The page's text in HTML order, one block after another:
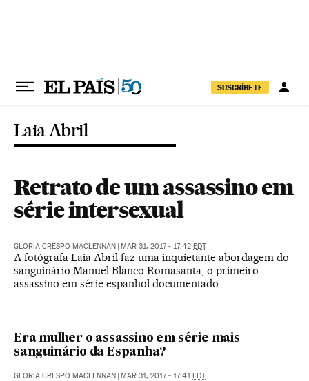
SUSCRÍBETE
Laia Abril
Retrato de um assassino em
série intersexual
GLORIA CRESPO MACLENNAN | MAR 31, 2017 - 17:42 EDT
A fotógrafa Laia Abril faz uma inquietante abordagem do
sanguinário Manuel Blanco Romasanta, o primeiro
assassino em série espanhol documentado
Era mulher o assassino em série mais
sanguinário da Espanha?
GLORIA CRESPO MACLENNAN | MAR 31, 2017 - 17:41EDT